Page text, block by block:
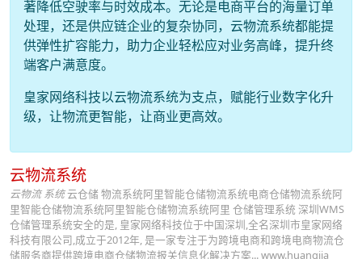
著降低空驶率与时效成本。无论是电商平台的海量订单
处理，还是供应链企业的复杂协同，云物流系统都能提
供弹性扩容能力，助力企业轻松应对业务高峰，提升终
端客户满意度。
皇家网络科技以云物流系统为支点，赋能行业数字化升
级，让物流更智能，让商业更高效。
云物流系统
云物流 系统云仓储 物流系统阿里智能仓储物流系统电商仓储物流系统阿
里智能仓储物流系统阿里智能仓储物流系统阿里 仓储管理系统 深圳WMS
仓储管理系统安全的是, 皇家网络科技位于中国深圳,全名深圳市皇家网络
科技有限公司,成立于2012年, 是一家专注于为跨境电商和跨境电商物流仓
储服务商提供跨境电商仓储物流报关信息化解决方案... www.huangjia